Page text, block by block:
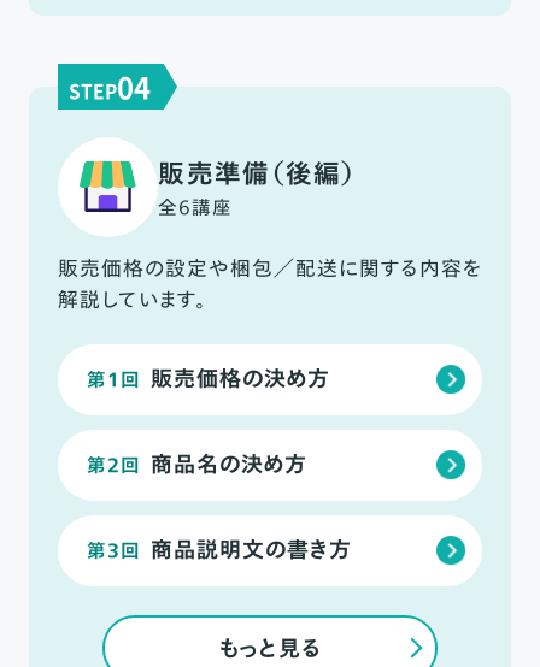
STEP04
販売準備（後編）
全6講座
販売価格の設定や梱包／配送に関する内容を
解説しています。
第1回 販売価格の決め方
第2回 商品名の決め方
第3回 商品説明文の書き方
もっと見る